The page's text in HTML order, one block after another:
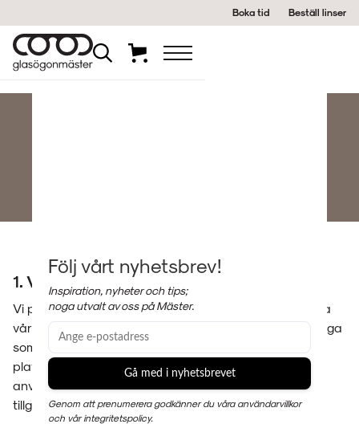
Boka tid Beställ linser
Följ vårt nyhetsbrev!
Inspiration, nyheter och tips;
noga utvalt av oss på Mäster.
Gå med i nyhetsbrevet
Genom att prenumerera godkänner du våra användarvillkor
och vår integritetspolicy.
1. Vårt åtagande
Vi på Glasögonmäster i Borås AB strävar efter att göra
vår webbplats och våra tjänster tillgängliga för så många
som möjligt, oavsett funktionsförmåga eller teknisk
plattform. Vi arbetar kontinuerligt för att förbättra
användarupplevelsen och följa relevanta
tillgänglighetsstandarder.